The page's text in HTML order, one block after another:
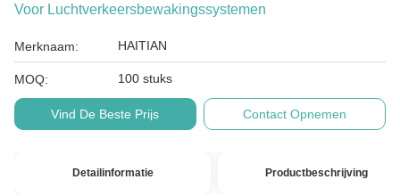
Voor Luchtverkeersbewakingssystemen
Merknaam: HAITIAN
MOQ: 100 stuks
Vind De Beste Prijs Contact Opnemen
Detailinformatie Productbeschrijving